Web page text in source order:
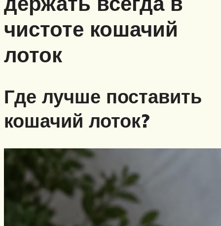
чистоте кошачий
лоток
Где лучше поставить
кошачий лоток?